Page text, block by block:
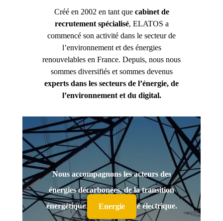
Créé en 2002 en tant que cabinet de
recrutement spécialisé, ELATOS a
commencé son activité dans le secteur de
l’environnement et des énergies
renouvelables en France. Depuis, nous nous
sommes diversifiés et sommes devenus
experts dans les secteurs de l’énergie, de
l’environnement et du digital.
Nous accompagnons les acteurs des
énergies décarbonées, de la transition
énergétique et de la mobilité électrique.
Energie